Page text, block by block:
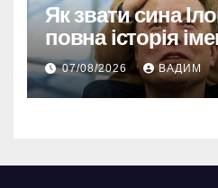
Як звати сина
повна історія
хлопчиків
07/08/2026 ВАДИМ